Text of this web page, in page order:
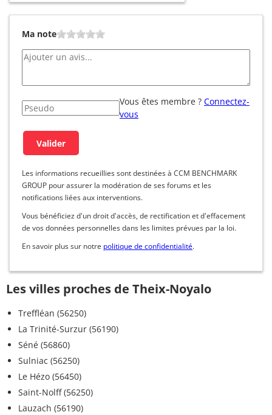
Ma note
Vous êtes membre ? Connectez-
vous
Les informations recueillies sont destinées à CCM BENCHMARK
GROUP pour assurer la modération de ses forums et les
notifications liées aux interventions.
Vous bénéficiez d'un droit d'accès, de rectification et d'effacement
de vos données personnelles dans les limites prévues par la loi.
En savoir plus sur notre politique de confidentialité.
Les villes proches de Theix-Noyalo
Treffléan (56250)
La Trinité-Surzur (56190)
Séné (56860)
Sulniac (56250)
Le Hézo (56450)
Saint-Nolff (56250)
Lauzach (56190)